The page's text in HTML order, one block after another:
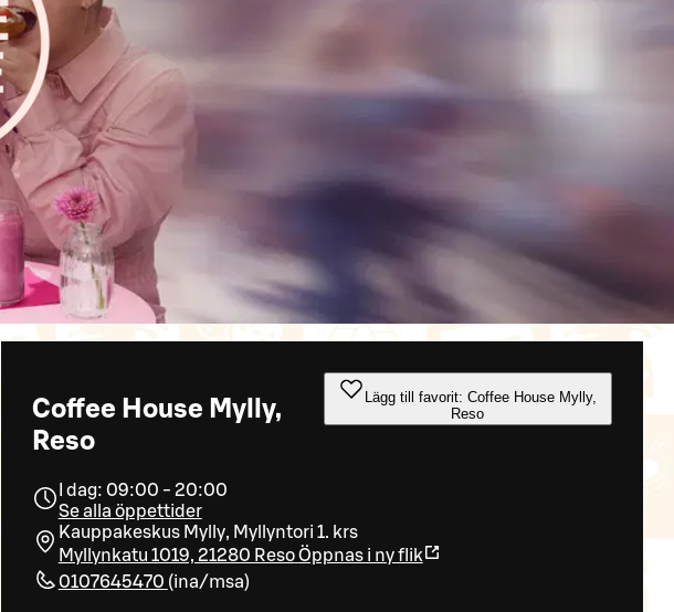
Coffee House Mylly,
Reso
Lägg till favorit: Coffee House Mylly,
Reso
I dag: 09:00 - 20:00
Se alla öppettider
Kauppakeskus Mylly, Myllyntori 1. krs
Myllynkatu 1019, 21280 Reso Öppnas i ny flik
0107645470 (ina/msa)